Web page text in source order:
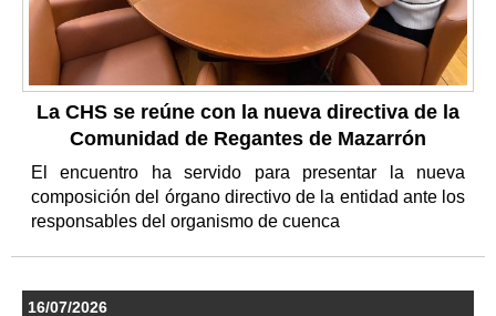
La CHS se reúne con la nueva directiva de la
Comunidad de Regantes de Mazarrón
El encuentro ha servido para presentar la nueva
composición del órgano directivo de la entidad ante los
responsables del organismo de cuenca
16/07/2026